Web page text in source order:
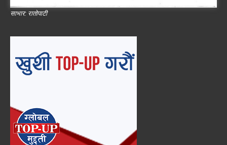
साभार: रातोपाटी